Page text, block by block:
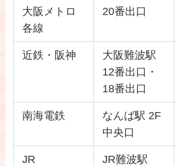
大阪メトロ
各線
20番出口
近鉄・阪神
大阪難波駅
12番出口・
18番出口
南海電鉄
なんば駅 2F
中央口
JR JR難波駅